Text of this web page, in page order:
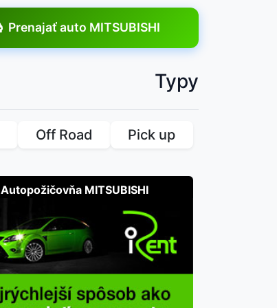
Prenajať auto MITSUBISHI
Typy
Off Road Pick up
Autopožičovňa MITSUBISHI